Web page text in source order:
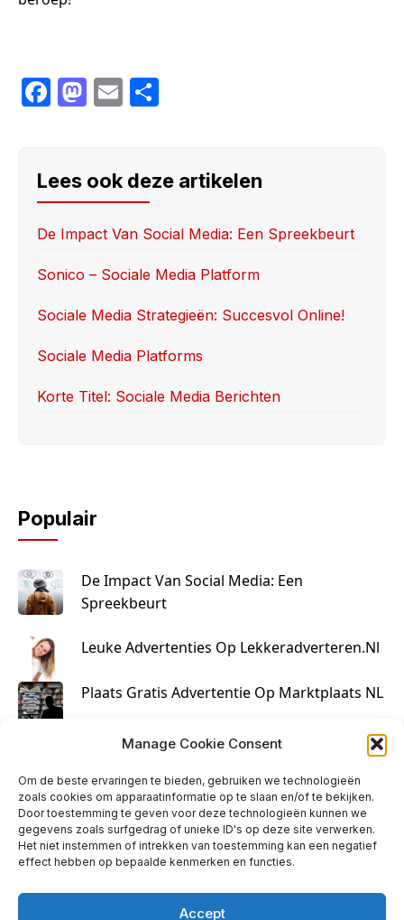
Manage Cookie Consent
Om de beste ervaringen te bieden, gebruiken we technologieën
zoals cookies om apparaatinformatie op te slaan en/of te bekijken.
Door toestemming te geven voor deze technologieën kunnen we
gegevens zoals surfgedrag of unieke ID's op deze site verwerken.
Het niet instemmen of intrekken van toestemming kan een negatief
effect hebben op bepaalde kenmerken en functies.
Accept
F
e
b
o
o
M
o
d
o
n
E
e
Lees ook deze artikelen
De Impact Van Social Media: Een Spreekbeurt
Sonico – Sociale Media Platform
Sociale Media Strategieën: Succesvol Online!
Sociale Media Platforms
Korte Titel: Sociale Media Berichten
Populair
De Impact Van Social Media: Een
Spreekbeurt
Leuke Advertenties Op Lekkeradverteren.nl
Plaats Gratis Advertentie Op Marktplaats NL
Kruisbestuiving Voor Succesvolle Marketing